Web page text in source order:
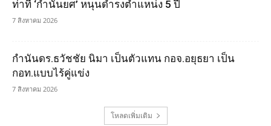
ท่าที ‘กำนันยศ’ หนุนดำรงตำแหน่ง 5 ปี
7 สิงหาคม 2026
กำนันดร.ธวัชชัย นิมา เป็นตัวแทน กอจ.อยุธยา เป็น
กอท.แบบไร้คู่แข่ง
7 สิงหาคม 2026
โหลดเพิ่มเติม